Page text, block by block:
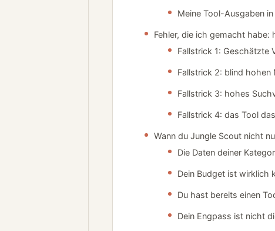
Meine Tool-Ausgaben
Fehler, die ich gemacht habe:
Fallstrick 1: Geschätzte
Fallstrick 2: blind hohen
Fallstrick 3: hohes
Fallstrick 4: das Tool
Wann du Jungle Scout nicht
Die Daten deiner
Dein Budget ist wirklich
Du hast bereits einen
Dein Engpass ist nicht